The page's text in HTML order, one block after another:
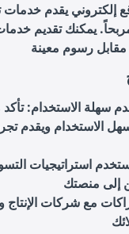
إلكتروني يقدم خدمات
يمكنك تقديم
سهلة الاستخدام:
الاستخدام ويقدم
استراتيجيات
مع شركات الإنتاج